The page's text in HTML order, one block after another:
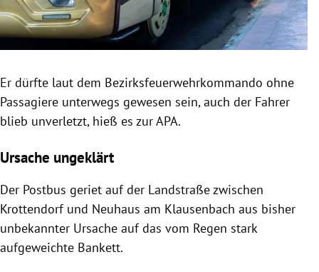
Untermenü
Untermenü
Er dürfte laut dem Bezirksfeuerwehrkommando ohne
Passagiere unterwegs gewesen sein, auch der Fahrer
blieb unverletzt, hieß es zur APA.
Ursache ungeklärt
Der Postbus geriet auf der Landstraße zwischen
Krottendorf und Neuhaus am Klausenbach aus bisher
unbekannter Ursache auf das vom Regen stark
aufgeweichte Bankett.